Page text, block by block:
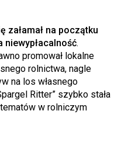
załamał na początku
niewypłacalność.
promował lokalne
rolnictwa, nagle
na los własnego
Ritter” szybko stała
w rolniczym